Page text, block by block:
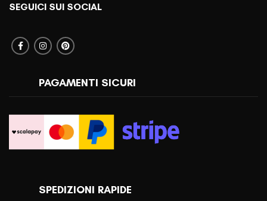
SEGUICI SUI SOCIAL
PAGAMENTI SICURI
SPEDIZIONI RAPIDE